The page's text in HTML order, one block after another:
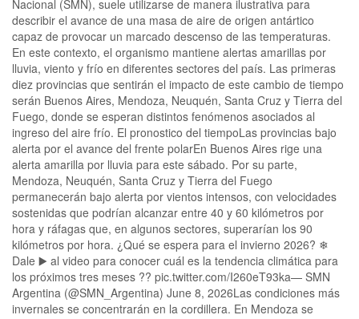
Nacional (SMN), suele utilizarse de manera ilustrativa para
describir el avance de una masa de aire de origen antártico
capaz de provocar un marcado descenso de las temperaturas.
En este contexto, el organismo mantiene alertas amarillas por
lluvia, viento y frío en diferentes sectores del país. Las primeras
diez provincias que sentirán el impacto de este cambio de tiempo
serán Buenos Aires, Mendoza, Neuquén, Santa Cruz y Tierra del
Fuego, donde se esperan distintos fenómenos asociados al
ingreso del aire frío. El pronostico del tiempoLas provincias bajo
alerta por el avance del frente polarEn Buenos Aires rige una
alerta amarilla por lluvia para este sábado. Por su parte,
Mendoza, Neuquén, Santa Cruz y Tierra del Fuego
permanecerán bajo alerta por vientos intensos, con velocidades
sostenidas que podrían alcanzar entre 40 y 60 kilómetros por
hora y ráfagas que, en algunos sectores, superarían los 90
kilómetros por hora. ¿Qué se espera para el invierno 2026? ❄
Dale ▶️ al video para conocer cuál es la tendencia climática para
los próximos tres meses ?️?️ pic.twitter.com/I260eT93ka— SMN
Argentina (@SMN_Argentina) June 8, 2026Las condiciones más
invernales se concentrarán en la cordillera. En Mendoza se